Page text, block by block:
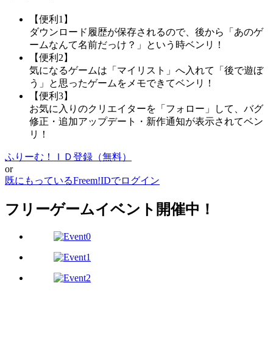
【便利1】
ダウンロード履歴が保存されるので、後から「あのゲ
ームなんて名前だっけ？」という時ベンリ！
【便利2】
気になるゲームは「マイリスト」へ入れて「後で遊ぼ
う」と思ったゲームをメモできてベンリ！
【便利3】
お気に入りのクリエイターを「フォロー」して、バグ
修正・追加アップデート・新作通知が表示されてベン
リ！
ふりーむ！ＩＤ登録（無料）
or
既にもっているFreem!IDでログイン
フリーゲームイベント開催中！